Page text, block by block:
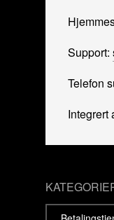
Support:
Telefon
Integrert